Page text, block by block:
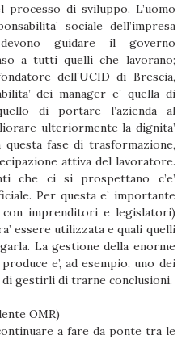
di sviluppo. L’uomo
sociale dell’impresa
guidare il governo
a tutti quelli che lavorano;
dell’UCID di Brescia,
dei manager e’ quella di
di portare l’azienda al
ulteriormente la dignita’
fase di trasformazione,
attiva del lavoratore.
che ci si prospettano c’e’
Per questa e’ importante
imprenditori e legislatori)
essere utilizzata e quali quelli
La gestione della enorme
e’, ad esempio, uno dei
di gestirli di trarne conclusioni.
OMR)
a fare da ponte tra le